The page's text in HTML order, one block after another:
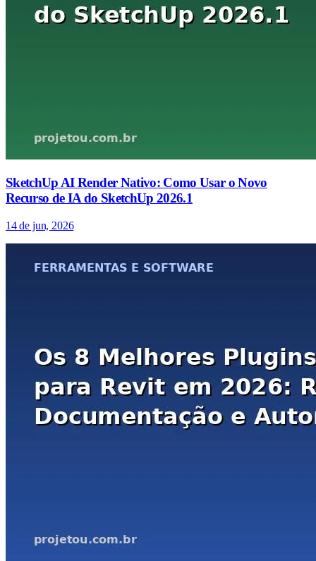
SketchUp AI Render Nativo: Como Usar o Novo
Recurso de IA do SketchUp 2026.1
14 de jun, 2026